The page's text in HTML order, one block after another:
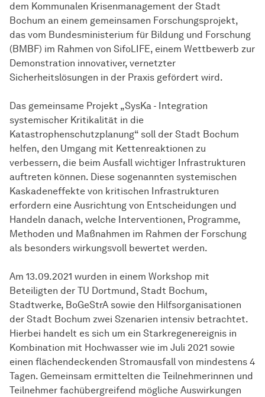
dem Kommunalen Krisenmanagement der Stadt
Bochum an einem gemeinsamen Forschungs­projekt,
das vom Bundesministerium für Bildung und Forschung
(BMBF) im Rahmen von SifoLIFE, einem Wettbewerb zur
Demonstration innovativer, vernetzter
Sicherheitslösungen in der Praxis gefördert wird.
Das gemeinsame Projekt „SysKa - Integration
systemischer Kritikalität in die
Katastrophenschutzplanung“ soll der Stadt Bochum
helfen, den Umgang mit Kettenreaktionen zu
verbessern, die beim Ausfall wichtiger Infrastrukturen
auftreten können. Diese sogenannten systemischen
Kaskadeneffekte von kritischen Infrastrukturen
erfordern eine Ausrichtung von Entscheidungen und
Handeln danach, welche Interventionen, Programme,
Methoden und Maßnahmen im Rahmen der Forschung
als besonders wirkungsvoll bewertet werden.
Am 13.09.2021 wurden in einem Workshop mit
Beteiligten der TU Dortmund, Stadt Bochum,
Stadtwerke, BoGeStrA sowie den Hilfsorganisationen
der Stadt Bochum zwei Szenarien intensiv betrachtet.
Hierbei handelt es sich um ein Starkregenereignis in
Kombination mit Hochwasser wie im Juli 2021 sowie
einen flächendeckenden Stromausfall von mindestens 4
Tagen. Gemeinsam ermittelten die Teilnehmerinnen und
Teilnehmer fachübergreifend mögliche Auswirkungen